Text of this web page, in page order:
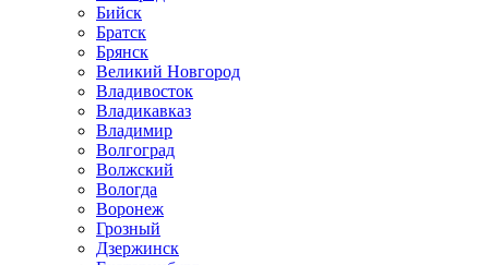
Бийск
Братск
Брянск
Великий Новгород
Владивосток
Владикавказ
Владимир
Волгоград
Волжский
Вологда
Воронеж
Грозный
Дзержинск